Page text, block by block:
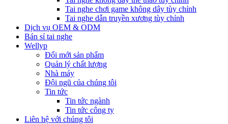
Tai nghe chơi game không dây tùy chỉnh
Tai nghe dẫn truyền xương tùy chỉnh
Dịch vụ OEM & ODM
Bán sỉ tai nghe
Wellyp
Đổi mới sản phẩm
Quản lý chất lượng
Nhà máy
Đội ngũ của chúng tôi
Tin tức
Tin tức ngành
Tin tức công ty
Liên hệ với chúng tôi